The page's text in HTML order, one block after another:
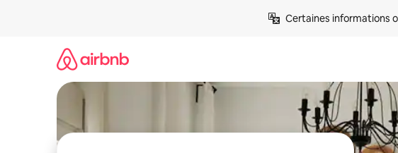
Certaines informations